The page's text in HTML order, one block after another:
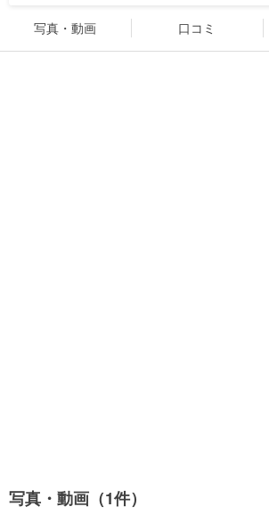
写真・動画 口コミ
写真・動画（1件）